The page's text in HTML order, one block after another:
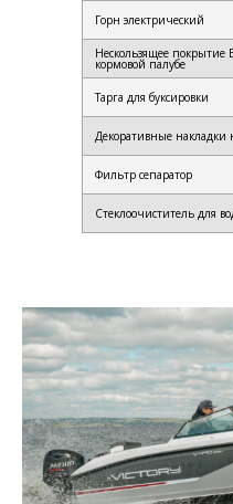
Горн электрический
Нескользящее покрытие
кормовой палубе
Тарга для буксировки
Фильтр сепаратор
Декоративные накладки
Стеклоочиститель для